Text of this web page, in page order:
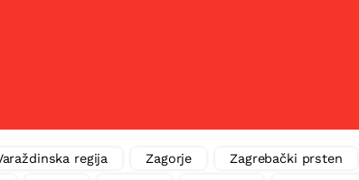
regija Zagorje Zagrebački prsten